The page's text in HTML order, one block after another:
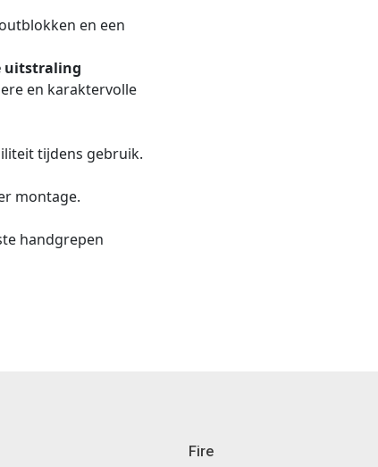
en een
uitstraling
en karaktervolle
tijdens gebruik.
montage.
handgrepen
Fire